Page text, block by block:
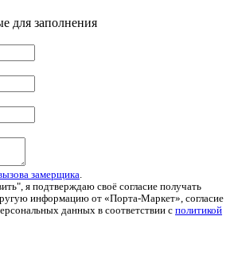
для заполнения
замерщика.
я подтверждаю своё согласие получать
информацию от «Порта-Маркет», согласие
данных в соответствии с политикой